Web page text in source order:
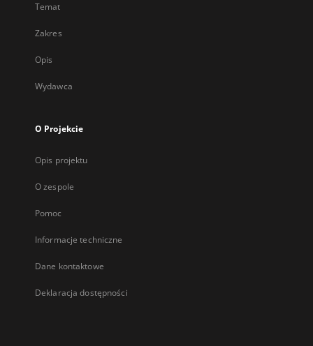
Temat
Zakres
Opis
Wydawca
O Projekcie
Opis projektu
O zespole
Pomoc
Informacje techniczne
Dane kontaktowe
Deklaracja dostępności